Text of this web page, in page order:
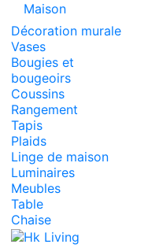
Maison
Décoration murale
Vases
Bougies et
bougeoirs
Coussins
Rangement
Tapis
Plaids
Linge de maison
Luminaires
Meubles
Table
Chaise